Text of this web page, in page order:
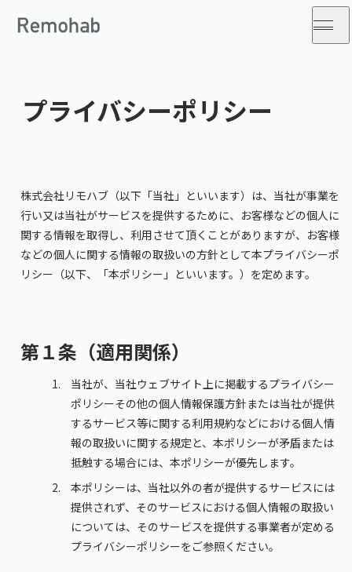
プライバシーポリシー
株式会社リモハブ（以下「当社」といいます）は、当社が事業を
行い又は当社がサービスを提供するために、お客様などの個人に
関する情報を取得し、利用させて頂くことがありますが、お客様
などの個人に関する情報の取扱いの方針として本プライバシーポ
リシー（以下、「本ポリシー」といいます。）を定めます。
第１条（適⽤関係）
当社が、当社ウェブサイト上に掲載するプライバシー
ポリシーその他の個人情報保護方針または当社が提供
するサービス等に関する利用規約などにおける個人情
報の取扱いに関する規定と、本ポリシーが矛盾または
抵触する場合には、本ポリシーが優先します。
本ポリシーは、当社以外の者が提供するサービスには
提供されず、そのサービスにおける個人情報の取扱い
については、そのサービスを提供する事業者が定める
プライバシーポリシーをご参照ください。